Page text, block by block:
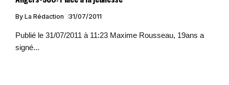
By La Rédaction 31/07/2011
Publié le 31/07/2011 à 11:23 Maxime Rousseau, 19ans a
signé...